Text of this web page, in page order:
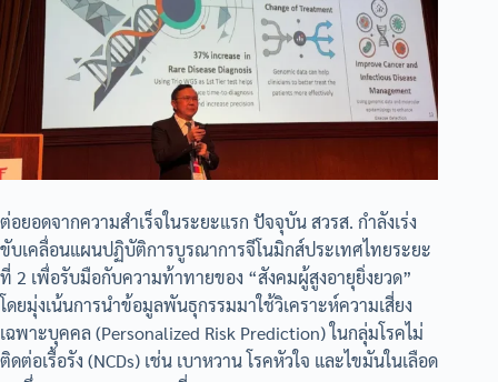
ต่อยอดจากความสำเร็จในระยะแรก ปัจจุบัน สวรส. กำลังเร่ง
ขับเคลื่อนแผนปฏิบัติการบูรณาการจีโนมิกส์ประเทศไทยระยะ
ที่ 2 เพื่อรับมือกับความท้าทายของ “สังคมผู้สูงอายุยิ่งยวด”
โดยมุ่งเน้นการนำข้อมูลพันธุกรรมมาใช้วิเคราะห์ความเสี่ยง
เฉพาะบุคคล (Personalized Risk Prediction) ในกลุ่มโรคไม่
ติดต่อเรื้อรัง (NCDs) เช่น เบาหวาน โรคหัวใจ และไขมันในเลือด